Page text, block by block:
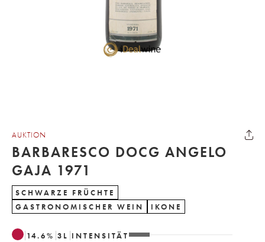
AUKTION
BARBARESCO DOCG ANGELO
GAJA 1971
SCHWARZE FRÜCHTE
GASTRONOMISCHER WEIN
IKONE
14.6% 3 L INTENSITÄT